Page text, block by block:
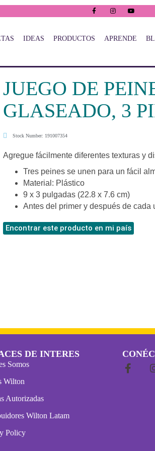
IDEAS PRODUCTOS APRENDE
JUEGO DE
GLASEADO, 3
Stock Number: 191007354
Agregue fácilmente diferentes texturas y
Tres peines se unen para un fácil
Material: Plástico
9 x 3 pulgadas (22.8 x 7.6 cm)
Antes del primer y después de cada
Encontrar este producto en mi país
DE INTERES
Somos
Wilton
Autorizadas
Wilton Latam
Policy